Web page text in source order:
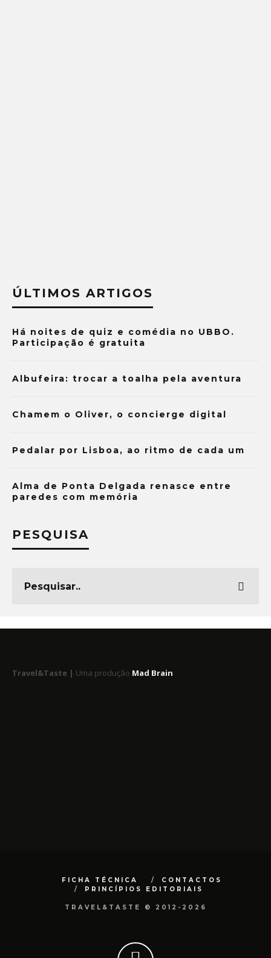
ÚLTIMOS ARTIGOS
Há noites de quiz e comédia no UBBO.
Participação é gratuita
Albufeira: trocar a toalha pela aventura
Chamem o Oliver, o concierge digital
Pedalar por Lisboa, ao ritmo de cada um
Alma de Ponta Delgada renasce entre
paredes com memória
PESQUISA
Travel&Taste | Uma produção Mad Brain
FICHA TÉCNICA
CONTACTOS
PRINCÍPIOS EDITORIAIS
TRAVEL&TASTE © 2012-2026